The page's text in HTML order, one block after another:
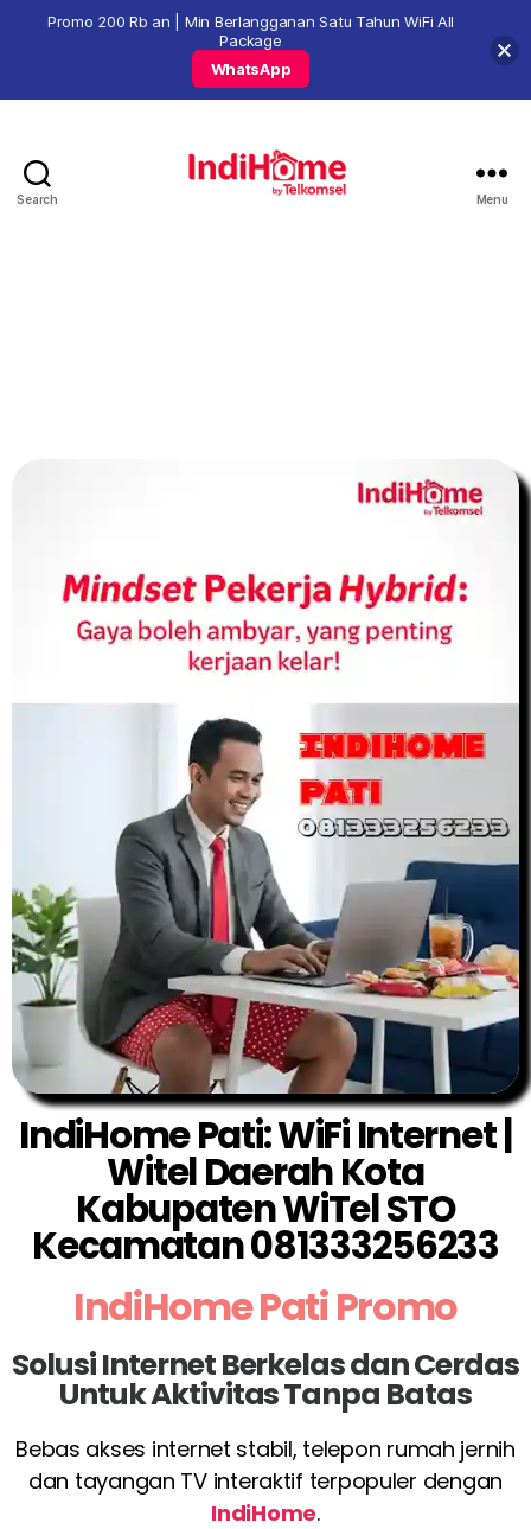
Search Menu
IndiHome Pati: WiFi Internet |
Witel Daerah Kota
Kabupaten WiTel STO
Kecamatan 081333256233
IndiHome Pati Promo
Solusi Internet Berkelas dan Cerdas
Untuk Aktivitas Tanpa Batas
Bebas akses internet stabil, telepon rumah jernih
dan tayangan TV interaktif terpopuler dengan
IndiHome.
Promo 200 Rb an | Min Berlangganan Satu Tahun WiFi All
Package
WhatsApp